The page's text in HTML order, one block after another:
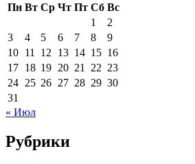
Пн Вт Ср Чт Пт Сб Вс
1
2
3
4 5 6 7 8
9
10 11 12 13 14 15 16
17 18 19 20 21 22 23
24 25 26 27 28 29 30
31
« Июл
Рубрики